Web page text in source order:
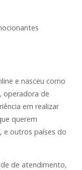
e nasceu como
operadora de
em realizar
querem
e outros países do
de atendimento,